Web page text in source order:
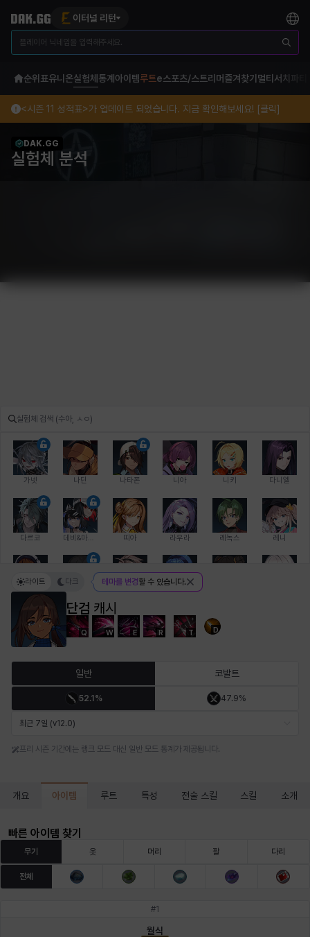
이터널 리턴
순위표유니온실험체 통계 아이템루트e스포츠/스트리머 즐겨찾기 멀티서치 파티
<시즌 11 성적표>가 업데이트 되었습니다. 지금 확인해보세요! [클릭]
DAK.GG
실험체 분석
가넷 나딘 나타폰 니아 니키 다니엘
다르코 띠아 라우라 레녹스 레니
레온 루크 르노어
바바라 버니스 블레어
아야 아이솔 아이작 알렉스 알론소 얀
단검 캐시
Q W E R T D
라이트 다크 테마를 변경할 수 있습니다.
일반 코발트
52.1% 47.9%
최근 7일 (v12.0)
프리 시즌 기간에는 랭크 모드 대신 일반 모드 통계가 제공됩니다.
개요 아이템 루트 특성 전술 스킬 스킬 소개
빠른 아이템 찾기
무기 옷 머리 팔 다리
전체
#1
월식